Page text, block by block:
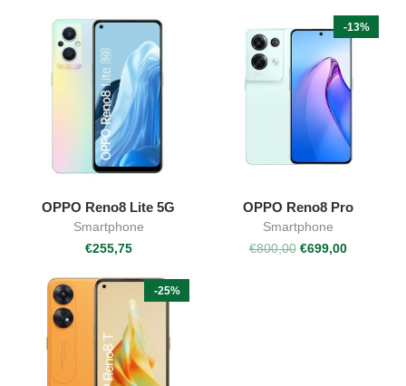
OPPO Reno8 Lite 5G
Smartphone
€255,75
-13%
OPPO Reno8 Pro
Smartphone
€800,00 €699,00
-25%